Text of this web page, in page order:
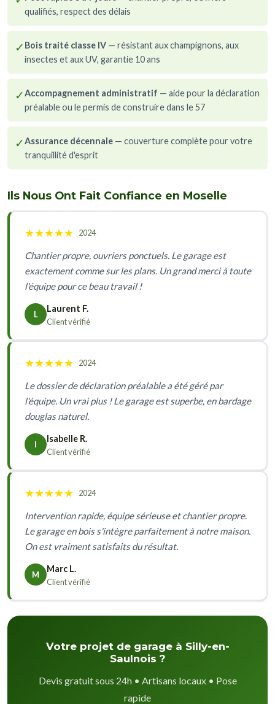
qualifiés, respect des délais
✓ Bois traité classe IV — résistant aux champignons, aux
insectes et aux UV, garantie 10 ans
✓Accompagnement administratif — aide pour la déclaration
préalable ou le permis de construire dans le 57
✓Assurance décennale — couverture complète pour votre
tranquillité d'esprit
Ils Nous Ont Fait Confiance en Moselle
★★★★★ 2024
Chantier propre, ouvriers ponctuels. Le garage est
exactement comme sur les plans. Un grand merci à toute
l'équipe pour ce beau travail !
L
Laurent F.
Client vérifié
★★★★★ 2024
Le dossier de déclaration préalable a été géré par
l'équipe. Un vrai plus ! Le garage est superbe, en bardage
douglas naturel.
I
Isabelle R.
Client vérifié
★★★★★ 2024
Intervention rapide, équipe sérieuse et chantier propre.
Le garage en bois s'intègre parfaitement à notre maison.
On est vraiment satisfaits du résultat.
M
Marc L.
Client vérifié
Votre projet de garage à Silly-en-
Saulnois ?
Devis gratuit sous 24h • Artisans locaux • Pose
rapide